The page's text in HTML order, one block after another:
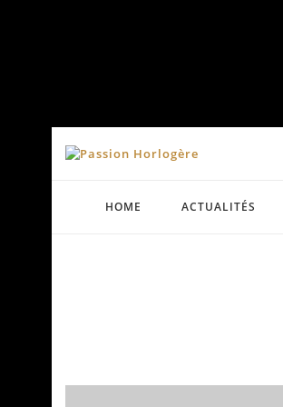
HOME ACTUALITÉS